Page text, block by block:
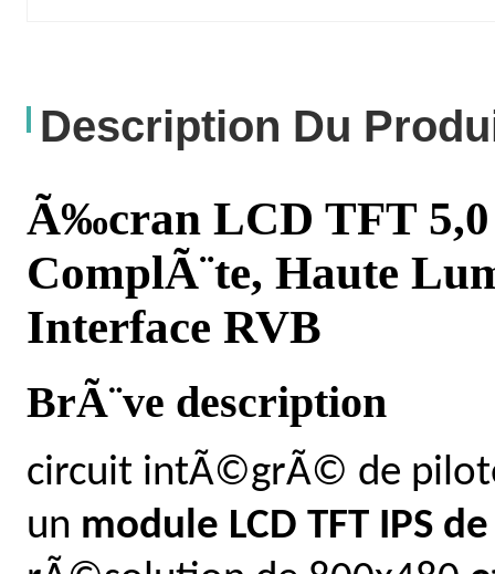
Description Du
Ã‰cran LCD TFT 5,0
ComplÃ¨te, Haute
Interface RVB
BrÃ¨ve description
circuit intÃ©grÃ© de
un module LCD TFT IPS